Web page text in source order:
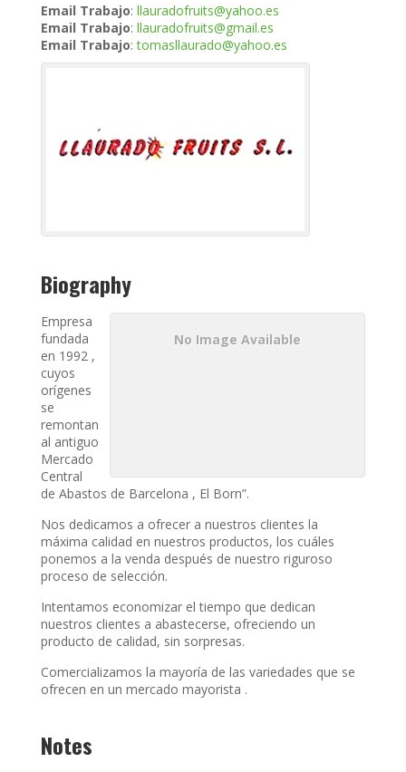
Email Trabajo: llauradofruits@yahoo.es
Email Trabajo: llauradofruits@gmail.es
Email Trabajo: tomasllaurado@yahoo.es
Biography
No Image Available
Empresa
fundada
en 1992 ,
cuyos
orígenes
se
remontan
al antiguo
Mercado
Central
de Abastos de Barcelona , El Born”.
Nos dedicamos a ofrecer a nuestros clientes la
máxima calidad en nuestros productos, los cuáles
ponemos a la venda después de nuestro riguroso
proceso de selección.
Intentamos economizar el tiempo que dedican
nuestros clientes a abastecerse, ofreciendo un
producto de calidad, sin sorpresas.
Comercializamos la mayoría de las variedades que se
ofrecen en un mercado mayorista .
Notes